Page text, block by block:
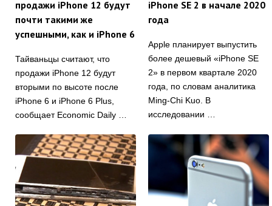
продажи iPhone 12 будут
почти такими же
успешными, как и iPhone 6
Тайваньцы считают, что
продажи iPhone 12 будут
вторыми по высоте после
iPhone 6 и iPhone 6 Plus,
сообщает Economic Daily …
iPhone SE 2 в начале 2020
года
Apple планирует выпустить
более дешевый «iPhone SE
2» в первом квартале 2020
года, по словам аналитика
Ming-Chi Kuo. В
исследовании …